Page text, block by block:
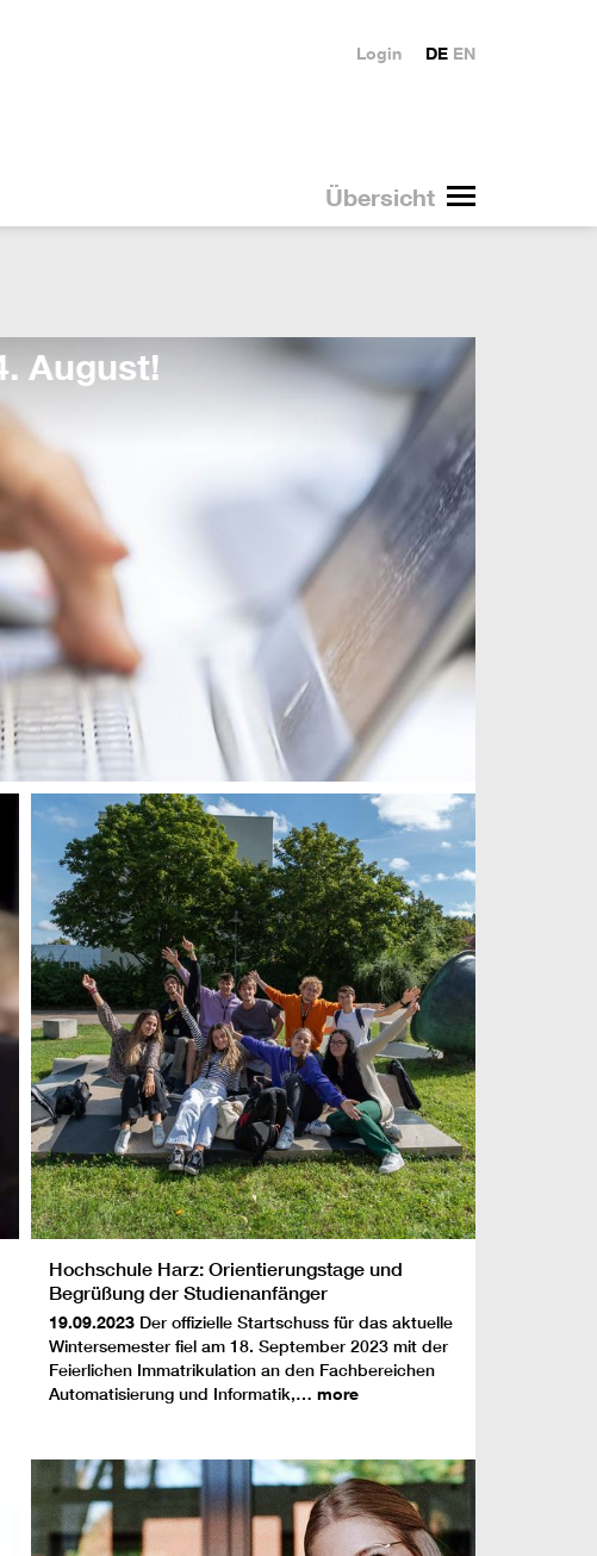
Übersicht
DE EN
Login
Hochschule Harz: Orientierungstage und
Begrüßung der Studienanfänger
19.09.2023 Der offizielle Startschuss für das aktuelle
Wintersemester fiel am 18. September 2023 mit der
Feierlichen Immatrikulation an den Fachbereichen
Automatisierung und Informatik,… more